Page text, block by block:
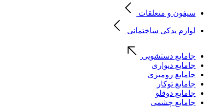
سیفون و متعلقات
لوازم یدکی ساختمانی
جامایع دستشویی
جامایع دیواری
جامایع رومیزی
جامایع توکار
جامایع دوقلو
جامایع چشمی